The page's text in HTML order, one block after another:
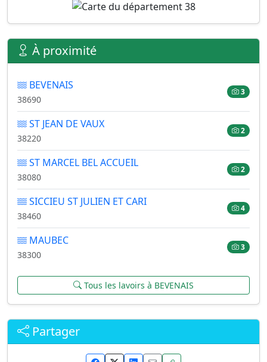
À proximité
BEVENAIS
38690
3
ST JEAN DE VAUX
38220
2
ST MARCEL BEL ACCUEIL
38080
2
SICCIEU ST JULIEN ET CARI
38460
4
MAUBEC
38300
3
Tous les lavoirs à BEVENAIS
Partager